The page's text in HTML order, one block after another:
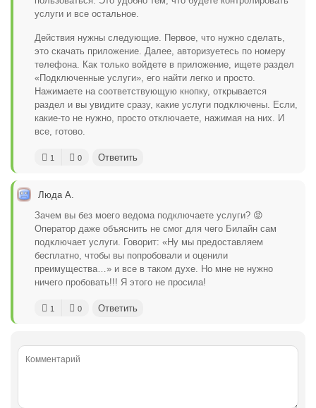
услуги и все остальное.
Действия нужны следующие. Первое, что нужно сделать,
это скачать приложение. Далее, авторизуетесь по номеру
телефона. Как только войдете в приложение, ищете раздел
«Подключенные услуги», его найти легко и просто.
Нажимаете на соответствующую кнопку, открывается
раздел и вы увидите сразу, какие услуги подключены. Если,
какие-то не нужно, просто отключаете, нажимая на них. И
все, готово.
1 0 Ответить
Люда А.
Зачем вы без моего ведома подключаете услуги? 😡
Оператор даже объяснить не смог для чего Билайн сам
подключает услуги. Говорит: «Ну мы предоставляем
бесплатно, чтобы вы попробовали и оценили
преимущества…» и все в таком духе. Но мне не нужно
ничего пробовать!!! Я этого не просила!
1 0 Ответить